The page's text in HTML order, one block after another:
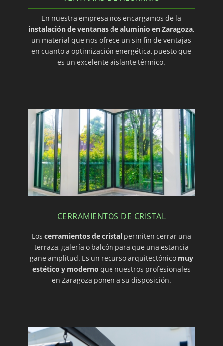
En nuestra empresa nos encargamos de la
instalación de ventanas de aluminio en Zaragoza,
un material que nos ofrece un sin fin de ventajas
en cuanto a optimización energética, puesto que
es un excelente aislante térmico.
CERRAMIENTOS DE CRISTAL
Los cerramientos de cristalpermiten cerrar una
terraza, galería o balcón para que una estancia
gane amplitud. Es un recurso arquitectónico muy
estético y moderno que nuestros profesionales
en Zaragoza ponen a su disposición.